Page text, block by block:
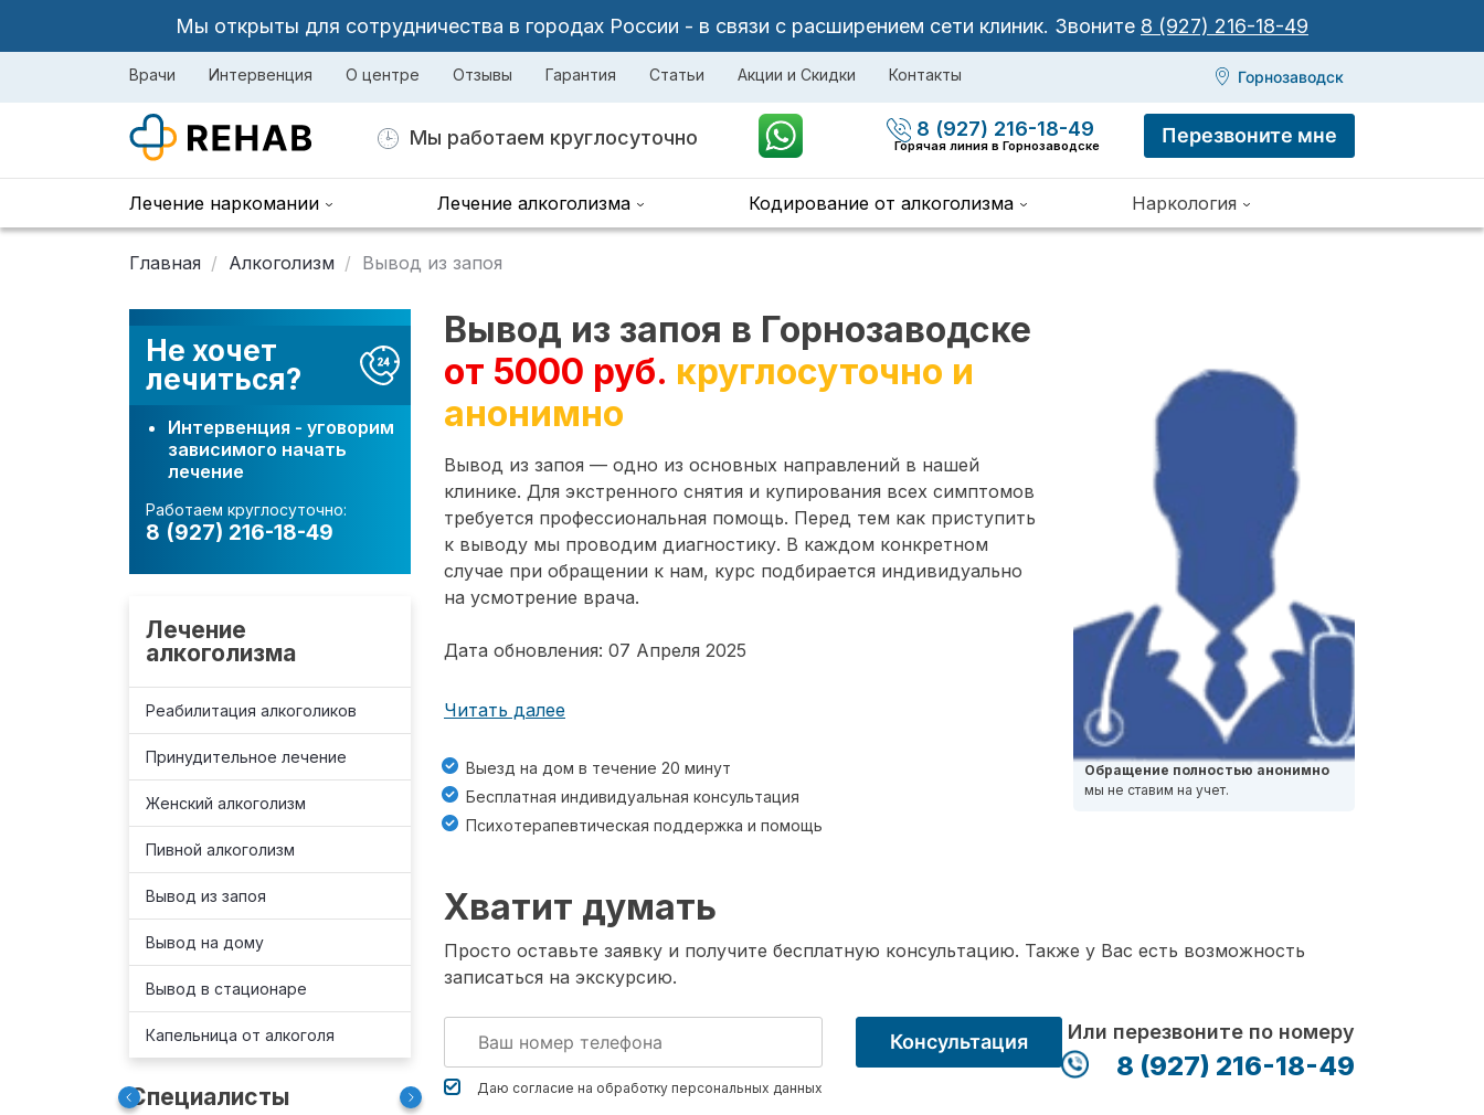
Мы открыты для сотрудничества в городах России - в связи с расширением сети клиник. Звоните 8 (927) 216-18-49
Врачи Интервенция О центре Отзывы Гарантия Статьи Акции и Скидки Контакты Горнозаводск
Мы работаем круглосуточно 8 (927) 216-18-49
Горячая линия в Горнозаводске Перезвоните мне
Лечение наркомании Лечение алкоголизма Кодирование от алкоголизма Наркология
Главная Алкоголизм Вывод из запоя
Не хочет
лечиться?
Интервенция - уговорим
зависимого начать
лечение
Работаем круглосуточно:
8 (927) 216-18-49
Лечение
алкоголизма
Реабилитация алкоголиков
Принудительное лечение
Женский алкоголизм
Пивной алкоголизм
Вывод из запоя
Вывод на дому
Вывод в стационаре
Капельница от алкоголя
Специалисты
Вывод из запоя в Горнозаводске
от 5000 руб. круглосуточно и
анонимно
Вывод из запоя — одно из основных направлений в нашей
клинике. Для экстренного снятия и купирования всех симптомов
требуется профессиональная помощь. Перед тем как приступить
к выводу мы проводим диагностику. В каждом конкретном
случае при обращении к нам, курс подбирается индивидуально
на усмотрение врача.
Дата обновления: 07 Апреля 2025
Читать далее
Выезд на дом в течение 20 минут
Бесплатная индивидуальная консультация
Психотерапевтическая поддержка и помощь
Обращение полностью анонимно
мы не ставим на учет.
Хватит думать
Просто оставьте заявку и получите бесплатную консультацию. Также у Вас есть возможность
записаться на экскурсию.
Даю согласие на обработку персональных данных
Консультация Или перезвоните по номеру
8 (927) 216-18-49